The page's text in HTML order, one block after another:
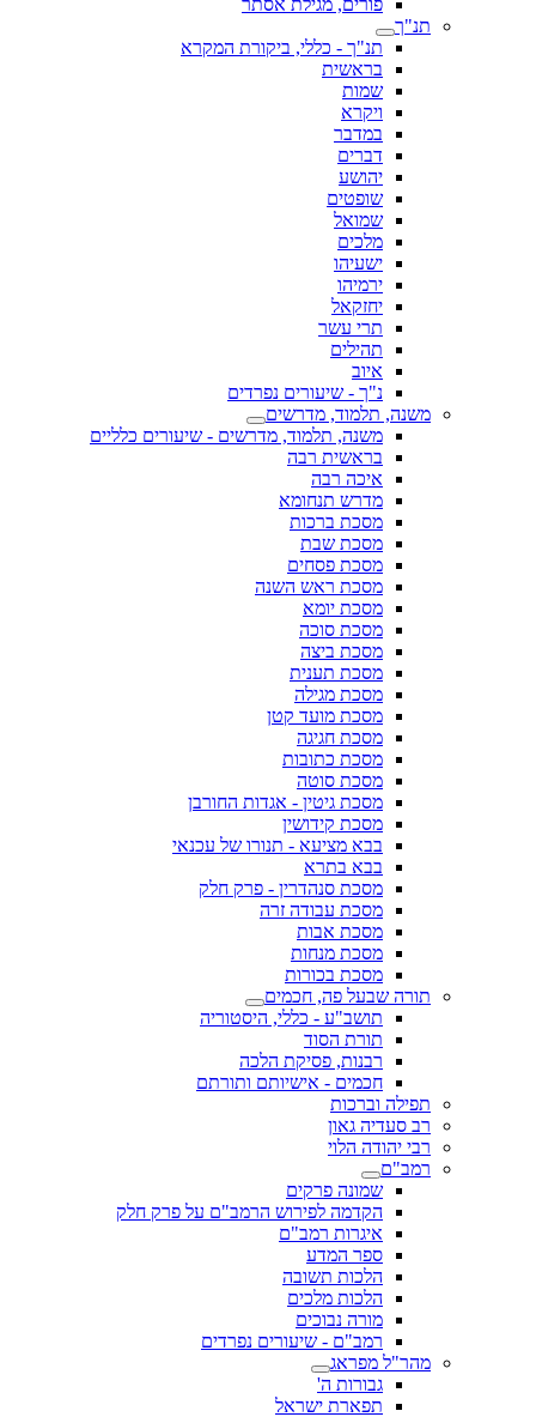
פורים, מגילת אסתר
תנ"ך
תנ"ך - כללי, ביקורת המקרא
בראשית
שמות
ויקרא
במדבר
דברים
יהושע
שופטים
שמואל
מלכים
ישעיהו
ירמיהו
יחזקאל
תרי עשר
תהילים
איוב
נ"ך - שיעורים נפרדים
משנה, תלמוד, מדרשים
משנה, תלמוד, מדרשים - שיעורים כלליים
בראשית רבה
איכה רבה
מדרש תנחומא
מסכת ברכות
מסכת שבת
מסכת פסחים
מסכת ראש השנה
מסכת יומא
מסכת סוכה
מסכת ביצה
מסכת תענית
מסכת מגילה
מסכת מועד קטן
מסכת חגיגה
מסכת כתובות
מסכת סוטה
מסכת גיטין - אגדות החורבן
מסכת קידושין
בבא מציעא - תנורו של עכנאי
בבא בתרא
מסכת סנהדרין - פרק חלק
מסכת עבודה זרה
מסכת אבות
מסכת מנחות
מסכת בכורות
תורה שבעל פה, חכמים
תושב"ע - כללי, היסטוריה
תורת הסוד
רבנות, פסיקת הלכה
חכמים - אישיותם ותורתם
תפילה וברכות
רב סעדיה גאון
רבי יהודה הלוי
רמב"ם
שמונה פרקים
הקדמה לפירוש הרמב"ם על פרק חלק
איגרות רמב"ם
ספר המדע
הלכות תשובה
הלכות מלכים
מורה נבוכים
רמב"ם - שיעורים נפרדים
מהר"ל מפראג
גבורות ה'
תפארת ישראל